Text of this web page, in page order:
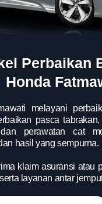
Perbaikan
Honda
melayani
pasca
perawatan cat
hasil yang sempurna.
klaim asuransi atau
layanan antar